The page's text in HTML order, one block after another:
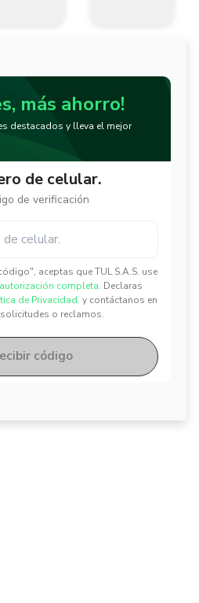
más ahorro!
destacados y lleva el mejor
de celular.
de verificación
aceptas que TUL S.A.S. use
autorización completa. Declaras
de Privacidad. y contáctanos en
o reclamos.
código